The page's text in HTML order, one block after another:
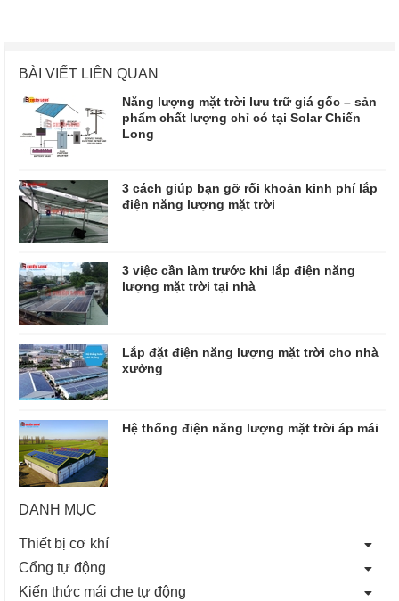
BÀI VIẾT LIÊN QUAN
Năng lượng mặt trời lưu trữ giá gốc – sản
phẩm chất lượng chỉ có tại Solar Chiến
Long
3 cách giúp bạn gỡ rối khoản kinh phí lắp
điện năng lượng mặt trời
3 việc cần làm trước khi lắp điện năng
lượng mặt trời tại nhà
Lắp đặt điện năng lượng mặt trời cho nhà
xưởng
Hệ thống điện năng lượng mặt trời áp mái
DANH MỤC
Thiết bị cơ khí
Cổng tự động
Kiến thức mái che tự động